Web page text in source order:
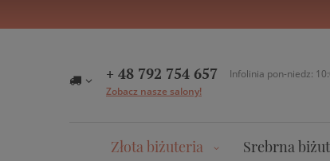
+ 48 792 754 657
Infolinia pon-niedz:
Zobacz nasze salony!
Złota biżuteria Srebrna